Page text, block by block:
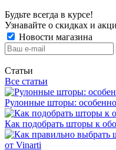
Будьте всегда в курсе!
Узнавайте о скидках и
Новости магазина
Статьи
Все статьи
Рулонные шторы:
Как подобрать шторы к